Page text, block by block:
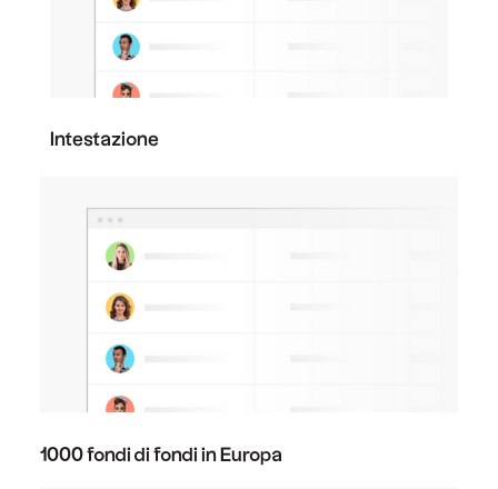
Intestazione
1000 fondi di fondi in Europa